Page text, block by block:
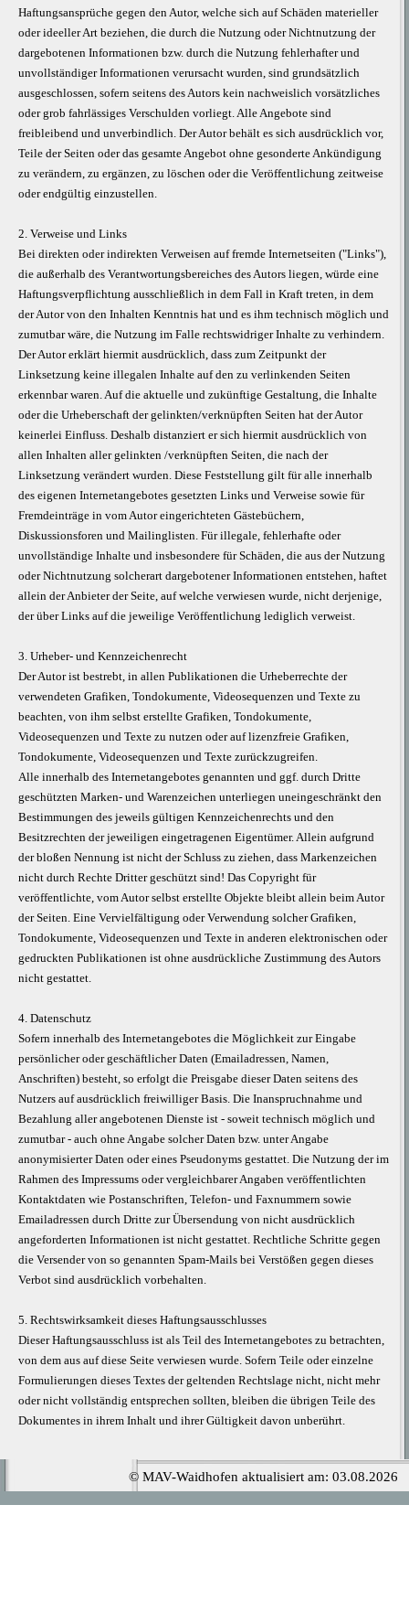
Haftungsansprüche gegen den Autor, welche sich auf Schäden materieller
oder ideeller Art beziehen, die durch die Nutzung oder Nichtnutzung der
dargebotenen Informationen bzw. durch die Nutzung fehlerhafter und
unvollständiger Informationen verursacht wurden, sind grundsätzlich
ausgeschlossen, sofern seitens des Autors kein nachweislich vorsätzliches
oder grob fahrlässiges Verschulden vorliegt. Alle Angebote sind
freibleibend und unverbindlich. Der Autor behält es sich ausdrücklich vor,
Teile der Seiten oder das gesamte Angebot ohne gesonderte Ankündigung
zu verändern, zu ergänzen, zu löschen oder die Veröffentlichung zeitweise
oder endgültig einzustellen.
2. Verweise und Links
Bei direkten oder indirekten Verweisen auf fremde Internetseiten ("Links"),
die außerhalb des Verantwortungsbereiches des Autors liegen, würde eine
Haftungsverpflichtung ausschließlich in dem Fall in Kraft treten, in dem
der Autor von den Inhalten Kenntnis hat und es ihm technisch möglich und
zumutbar wäre, die Nutzung im Falle rechtswidriger Inhalte zu verhindern.
Der Autor erklärt hiermit ausdrücklich, dass zum Zeitpunkt der
Linksetzung keine illegalen Inhalte auf den zu verlinkenden Seiten
erkennbar waren. Auf die aktuelle und zukünftige Gestaltung, die Inhalte
oder die Urheberschaft der gelinkten/verknüpften Seiten hat der Autor
keinerlei Einfluss. Deshalb distanziert er sich hiermit ausdrücklich von
allen Inhalten aller gelinkten /verknüpften Seiten, die nach der
Linksetzung verändert wurden. Diese Feststellung gilt für alle innerhalb
des eigenen Internetangebotes gesetzten Links und Verweise sowie für
Fremdeinträge in vom Autor eingerichteten Gästebüchern,
Diskussionsforen und Mailinglisten. Für illegale, fehlerhafte oder
unvollständige Inhalte und insbesondere für Schäden, die aus der Nutzung
oder Nichtnutzung solcherart dargebotener Informationen entstehen, haftet
allein der Anbieter der Seite, auf welche verwiesen wurde, nicht derjenige,
der über Links auf die jeweilige Veröffentlichung lediglich verweist.
3. Urheber- und Kennzeichenrecht
Der Autor ist bestrebt, in allen Publikationen die Urheberrechte der
verwendeten Grafiken, Tondokumente, Videosequenzen und Texte zu
beachten, von ihm selbst erstellte Grafiken, Tondokumente,
Videosequenzen und Texte zu nutzen oder auf lizenzfreie Grafiken,
Tondokumente, Videosequenzen und Texte zurückzugreifen.
Alle innerhalb des Internetangebotes genannten und ggf. durch Dritte
geschützten Marken- und Warenzeichen unterliegen uneingeschränkt den
Bestimmungen des jeweils gültigen Kennzeichenrechts und den
Besitzrechten der jeweiligen eingetragenen Eigentümer. Allein aufgrund
der bloßen Nennung ist nicht der Schluss zu ziehen, dass Markenzeichen
nicht durch Rechte Dritter geschützt sind! Das Copyright für
veröffentlichte, vom Autor selbst erstellte Objekte bleibt allein beim Autor
der Seiten. Eine Vervielfältigung oder Verwendung solcher Grafiken,
Tondokumente, Videosequenzen und Texte in anderen elektronischen oder
gedruckten Publikationen ist ohne ausdrückliche Zustimmung des Autors
nicht gestattet.
4. Datenschutz
Sofern innerhalb des Internetangebotes die Möglichkeit zur Eingabe
persönlicher oder geschäftlicher Daten (Emailadressen, Namen,
Anschriften) besteht, so erfolgt die Preisgabe dieser Daten seitens des
Nutzers auf ausdrücklich freiwilliger Basis. Die Inanspruchnahme und
Bezahlung aller angebotenen Dienste ist - soweit technisch möglich und
zumutbar - auch ohne Angabe solcher Daten bzw. unter Angabe
anonymisierter Daten oder eines Pseudonyms gestattet. Die Nutzung der im
Rahmen des Impressums oder vergleichbarer Angaben veröffentlichten
Kontaktdaten wie Postanschriften, Telefon- und Faxnummern sowie
Emailadressen durch Dritte zur Übersendung von nicht ausdrücklich
angeforderten Informationen ist nicht gestattet. Rechtliche Schritte gegen
die Versender von so genannten Spam-Mails bei Verstößen gegen dieses
Verbot sind ausdrücklich vorbehalten.
5. Rechtswirksamkeit dieses Haftungsausschlusses
Dieser Haftungsausschluss ist als Teil des Internetangebotes zu betrachten,
von dem aus auf diese Seite verwiesen wurde. Sofern Teile oder einzelne
Formulierungen dieses Textes der geltenden Rechtslage nicht, nicht mehr
oder nicht vollständig entsprechen sollten, bleiben die übrigen Teile des
Dokumentes in ihrem Inhalt und ihrer Gültigkeit davon unberührt.
© MAV-Waidhofen aktualisiert am: 03.08.2026